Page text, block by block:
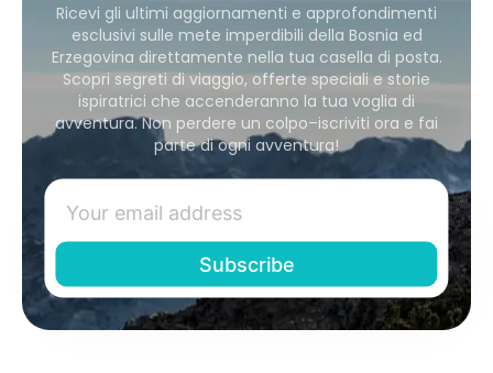
Ricevi gli ultimi aggiornamenti e approfondimenti
esclusivi sulle mete imperdibili della Bosnia ed
Erzegovina direttamente nella tua casella di posta.
Scopri segreti di viaggio, offerte speciali e storie
ispiratrici che accenderanno la tua voglia di
avventura. Non perdere un colpo–iscriviti ora e fai
parte di ogni avventura!